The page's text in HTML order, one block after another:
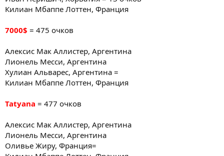
Килиан Мбаппе Лоттен, Франция
7000$ = 475 очков
Алексис Мак Аллистер, Аргентина
Лионель Месси, Аргентина
Хулиан Альварес, Аргентина =
Килиан Мбаппе Лоттен, Франция
Tatyana = 477 очков
Алексис Мак Аллистер, Аргентина
Лионель Месси, Аргентина
Оливье Жиру, Франция=